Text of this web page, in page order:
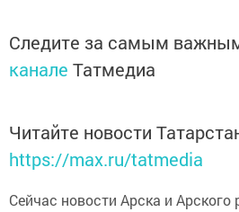
Следите за самым
канале Татмедиа
Читайте новости
https://max.ru/tatmedia
Сейчас новости Арска и